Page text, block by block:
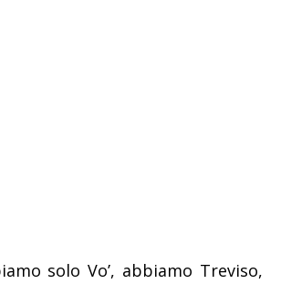
solo Vo’, abbiamo Treviso,